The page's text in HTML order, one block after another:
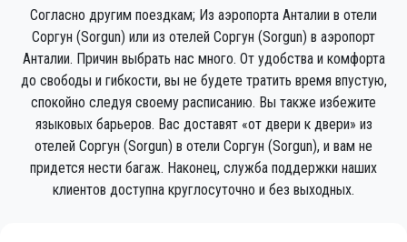
работу за вас. Просто закажите частное такси в
аэропорту Анталии до Соргун (Sorgun) (это можно
сделать как онлайн, так и по телефону), и
водитель встретит вас за пределами терминала
прибытия с вашим именем, написанным на
табличке, когда вы прилетает самолет.
Просто укажите правильную информацию о
рейсе, ваше имя и номер мобильного телефона,
Согласно другим поездкам; Из аэропорта Анталии в отели
Соргун (Sorgun) или из отелей Соргун (Sorgun) в аэропорт
Анталии. Причин выбрать нас много. От удобства и комфорта
до свободы и гибкости, вы не будете тратить время впустую,
спокойно следуя своему расписанию. Вы также избежите
языковых барьеров. Вас доставят «от двери к двери» из
отелей Соргун (Sorgun) в отели Соргун (Sorgun), и вам не
придется нести багаж. Наконец, служба поддержки наших
клиентов доступна круглосуточно и без выходных.